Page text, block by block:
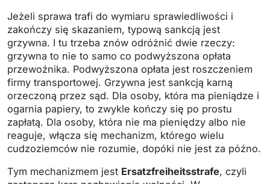
Jeżeli sprawa trafi do wymiaru sprawiedliwości i
zakończy się skazaniem, typową sankcją jest
grzywna. I tu trzeba znów odróżnić dwie rzeczy:
grzywna to nie to samo co podwyższona opłata
przewoźnika. Podwyższona opłata jest roszczeniem
firmy transportowej. Grzywna jest sankcją karną
orzeczoną przez sąd. Dla osoby, która ma pieniądze i
ogarnia papiery, to zwykle kończy się po prostu
zapłatą. Dla osoby, która nie ma pieniędzy albo nie
reaguje, włącza się mechanizm, którego wielu
cudzoziemców nie rozumie, dopóki nie jest za późno.
Tym mechanizmem jest Ersatzfreiheitsstrafe, czyli